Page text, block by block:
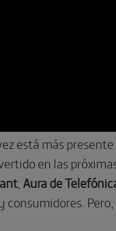
está más
en las
Aura de